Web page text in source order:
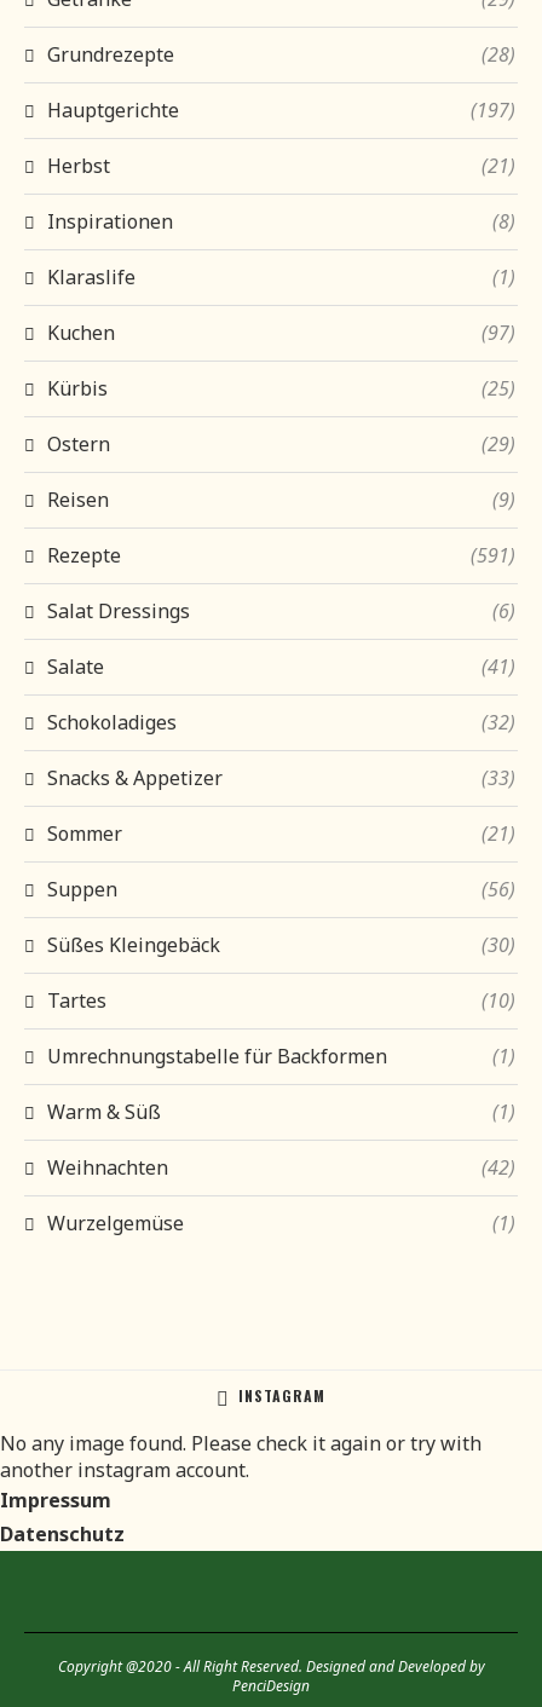
Grundrezepte (28)
Hauptgerichte (197)
Herbst (21)
Inspirationen (8)
Klaraslife (1)
Kuchen (97)
Kürbis (25)
Ostern (29)
Reisen (9)
Rezepte (591)
Salat Dressings (6)
Salate (41)
Schokoladiges (32)
Snacks & Appetizer (33)
Sommer (21)
Suppen (56)
Süßes Kleingebäck (30)
Tartes (10)
Umrechnungstabelle für Backformen (1)
Warm & Süß (1)
Weihnachten (42)
Wurzelgemüse (1)
INSTAGRAM
No any image found. Please check it again or try with
another instagram account.
Impressum
Datenschutz
Copyright @2020 - All Right Reserved. Designed and Developed by
PenciDesign